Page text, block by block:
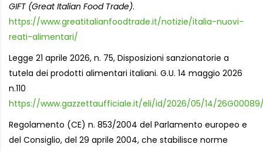
GIFT (Great Italian Food Trade).
https://www.greatitalianfoodtrade.it/notizie/italia-nuovi-
reati-alimentari/
Legge 21 aprile 2026, n. 75, Disposizioni sanzionatorie a
tutela dei prodotti alimentari italiani. G.U. 14 maggio 2026
n.110
https://www.gazzettaufficiale.it/eli/id/2026/05/14/
Regolamento (CE) n. 853/2004 del Parlamento europeo e
del Consiglio, del 29 aprile 2004, che stabilisce norme